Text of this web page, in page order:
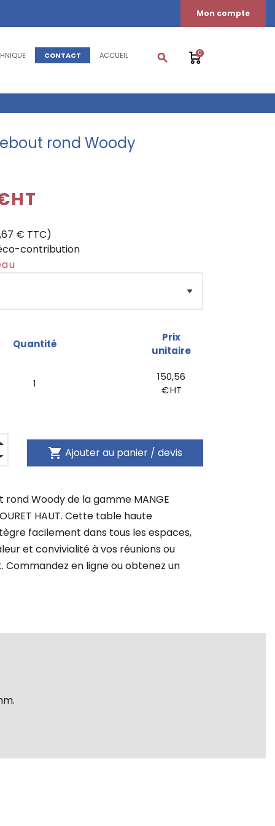
Mon compte
CONTACT ACCUEIL search 0
rond Woody
€ TTC)
contribution
Quantité
Prix
unitaire
1
150,56
€ HT
shopping_cart Ajouter au panier / devis
Woody de la gamme MANGE
HAUT. Cette table haute
facilement dans tous les espaces,
et convivialité à vos réunions ou
Commandez en ligne ou obtenez un